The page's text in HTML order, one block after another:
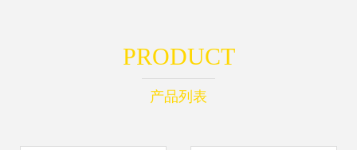
PRODUCT
产品列表